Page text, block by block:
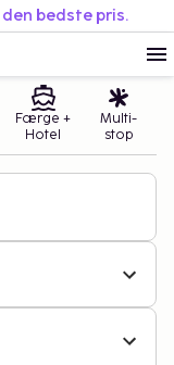
bedste pris.
Færge +
Hotel
Multi-
stop